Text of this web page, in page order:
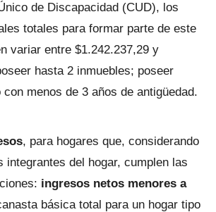
de Discapacidad (CUD), los
totales para formar parte de este
variar entre $1.242.237,29 y
hasta 2 inmuebles; poseer
menos de 3 años de antigüedad.
, para hogares que, considerando
integrantes del hogar, cumplen las
ingresos netos menores a
básica total para un hogar tipo